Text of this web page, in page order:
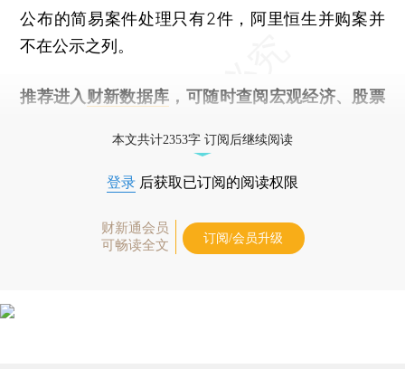
公布的简易案件处理只有2件，阿里恒生并购案并
不在公示之列。
推荐进入 财新数据库 ，可随时查阅宏观经济、股票
本文共计2353字 订阅后继续阅读
登录 后获取已订阅的阅读权限
财新通会员
可畅读全文
订阅/会员升级